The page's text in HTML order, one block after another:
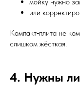
или
Компакт‑плита не
слишком жёсткая.
4. Нужны